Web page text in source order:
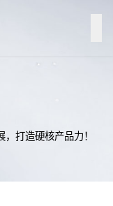
打造硬核产品力！